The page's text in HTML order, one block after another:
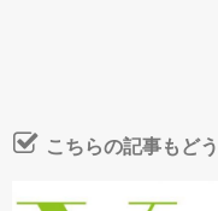
こちらの記事もど